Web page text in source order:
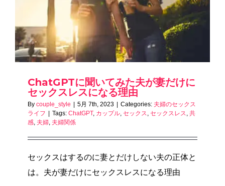
ChatGPTに聞いてみた夫が妻だけに
セックスレスになる理由
By couple_style | 5月 7th, 2023 | Categories: 夫婦のセックス
ライフ | Tags: ChatGPT, カップル, セックス, セックスレス, 共
感, 夫婦, 夫婦関係
セックスはするのに妻とだけしない夫の正体と
は。夫が妻だけにセックスレスになる理由